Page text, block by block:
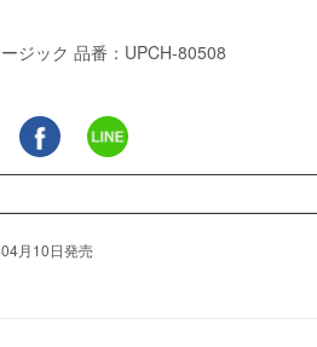
ジック 品番：UPCH-80508
月10日発売